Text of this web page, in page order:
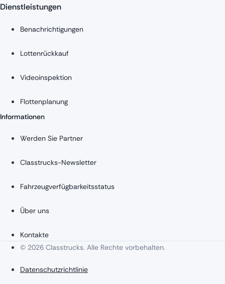
Dienstleistungen
Benachrichtigungen
Lottenrückkauf
Videoinspektion
Flottenplanung
Informationen
Werden Sie Partner
Classtrucks-Newsletter
Fahrzeugverfügbarkeitsstatus
Über uns
Kontakte
© 2026 Classtrucks. Alle Rechte vorbehalten.
Datenschutzrichtlinie